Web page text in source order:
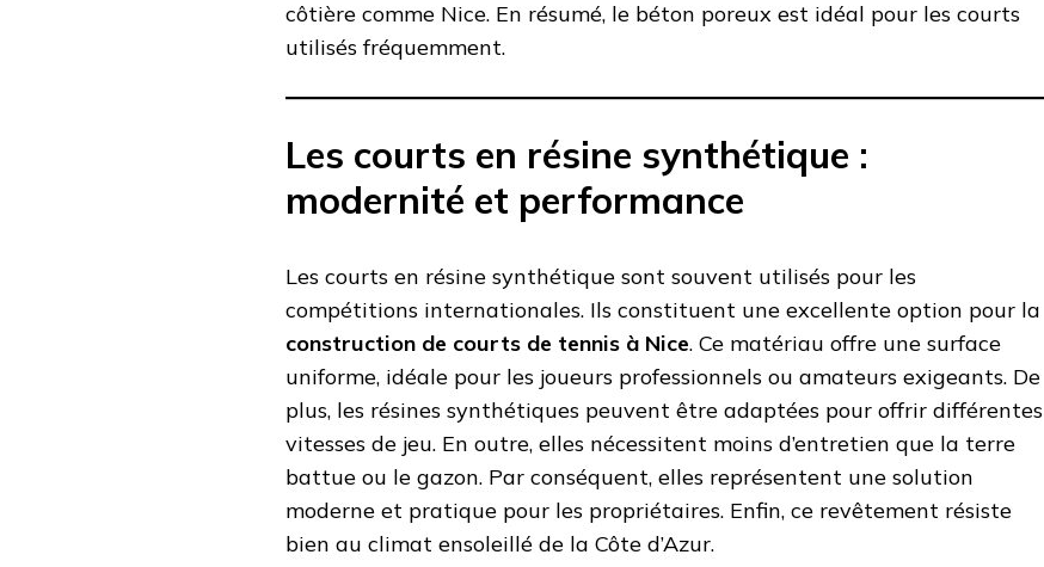
côtière comme Nice. En résumé, le béton poreux est idéal pour les courts
utilisés fréquemment.
Les courts en résine synthétique :
modernité et performance
Les courts en résine synthétique sont souvent utilisés pour les
compétitions internationales. Ils constituent une excellente option pour la
construction de courts de tennis à Nice. Ce matériau offre une surface
uniforme, idéale pour les joueurs professionnels ou amateurs exigeants. De
plus, les résines synthétiques peuvent être adaptées pour offrir différentes
vitesses de jeu. En outre, elles nécessitent moins d’entretien que la terre
battue ou le gazon. Par conséquent, elles représentent une solution
moderne et pratique pour les propriétaires. Enfin, ce revêtement résiste
bien au climat ensoleillé de la Côte d’Azur.